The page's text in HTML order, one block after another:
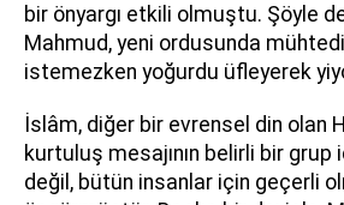
bir önyargı etkili olmuştu. Şöyle
Mahmud, yeni ordusunda
istemezken yoğurdu üfleyerek
İslâm, diğer bir evrensel din olan
kurtuluş mesajının belirli bir grup
değil, bütün insanlar için geçerli